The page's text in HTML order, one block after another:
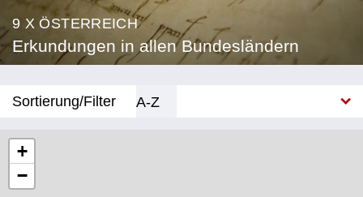
9 X ÖSTERREICH
Erkundungen in allen Bundesländern
Sortierung/Filter
A-Z
+
−